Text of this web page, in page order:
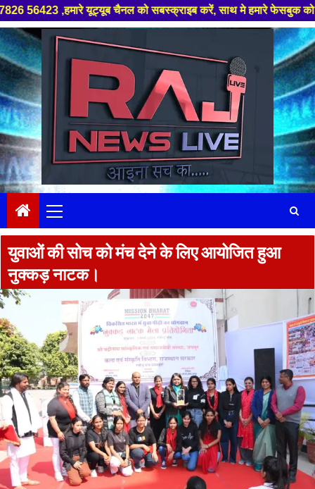
यूट्यूब चैनल को सबस्क्राइब करें, साथ मे हमारे फेसबुक को लाइक जरूर करें ,
Skip
to
content
Menu
युवाओं की सोच को मंच देने के लिए आयोजित हुआ
नुक्कड़ नाटक।